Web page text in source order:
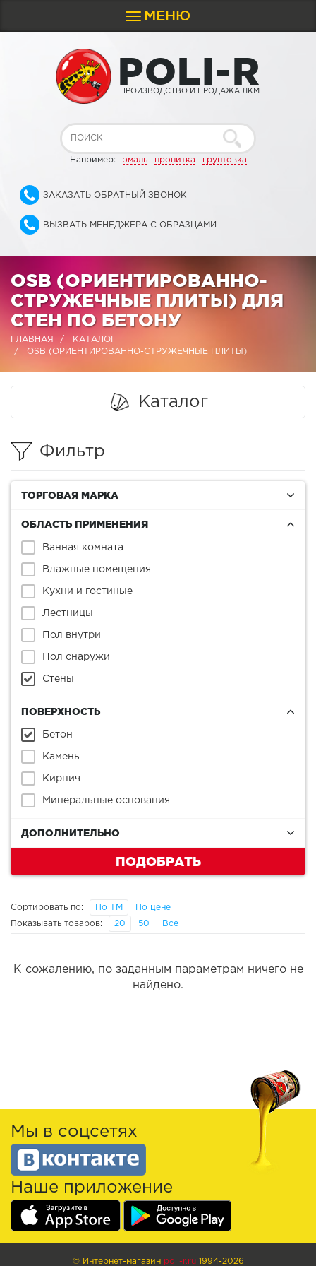
Toggle
navigation
МЕНЮ
POLI-R
ПРОИЗВОДСТВО И ПРОДАЖА ЛКМ
Например: эмаль пропитка грунтовка
ЗАКАЗАТЬ ОБРАТНЫЙ ЗВОНОК
ВЫЗВАТЬ МЕНЕДЖЕРА С ОБРАЗЦАМИ
OSB (ОРИЕНТИРОВАННО-
СТРУЖЕЧНЫЕ ПЛИТЫ) ДЛЯ
СТЕН ПО БЕТОНУ
ГЛАВНАЯ
КАТАЛОГ
OSB (ОРИЕНТИРОВАННО-СТРУЖЕЧНЫЕ ПЛИТЫ)
Каталог
Фильтр
ТОРГОВАЯ МАРКА
ОБЛАСТЬ ПРИМЕНЕНИЯ
Ванная комната
Влажные помещения
Кухни и гостиные
Лестницы
Пол внутри
Пол снаружи
Стены
ПОВЕРХНОСТЬ
Бетон
Камень
Кирпич
Минеральные основания
ДОПОЛНИТЕЛЬНО
ПОДОБРАТЬ
Сортировать по: По ТМ По цене
Показывать товаров: 20 50 Все
К сожалению, по заданным параметрам ничего не
найдено.
Мы в соцсетях
Наше приложение
© Интернет-магазин poli-r.ru 1994-2026